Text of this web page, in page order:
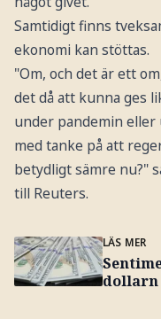
Samtidigt finns
ekonomi kan stöttas.
"Om, och det är ett
det då att kunna ges
under pandemin eller
med tanke på att
betydligt sämre nu?"
till Reuters.
LÄS MER
dollarn